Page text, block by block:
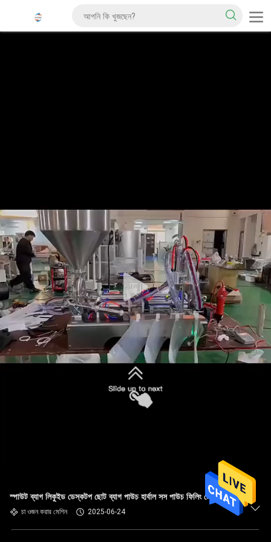
স্পাউট ব্যাগ লিকুইড ডেস্কটপ ছোট ব্যাগ পাউচ হার্বাল সস পাউচ ফিলিং মেশিন
চা ওজন করার মেশিন 2025-06-24